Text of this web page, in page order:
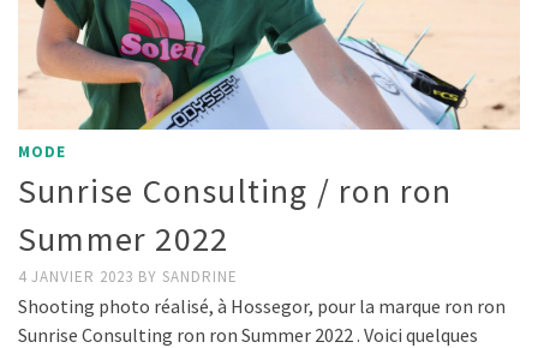
MODE
Sunrise Consulting / ron ron
Summer 2022
4 JANVIER 2023 BY SANDRINE
Shooting photo réalisé, à Hossegor, pour la marque ron ron
Sunrise Consulting ron ron Summer 2022 . Voici quelques